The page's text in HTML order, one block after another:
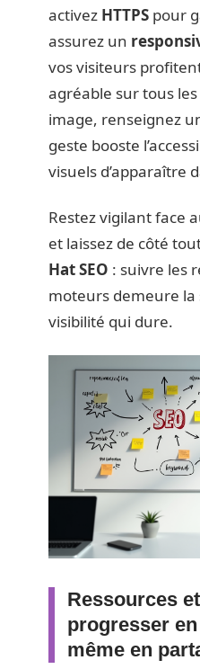
activez HTTPS pour
assurez un
vos visiteurs
agréable sur tous
image, renseignez
geste booste
visuels d’apparaître
Restez vigilant face
et laissez de côté
Hat SEO : suivre les
moteurs demeure la
visibilité qui dure.
Ressources
progresser
même en